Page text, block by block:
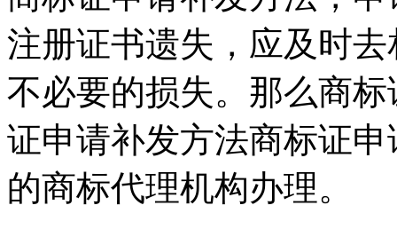
注册证书遗失，应及时
不必要的损失。那么商
证申请补发方法商标证
的商标代理机构办理。